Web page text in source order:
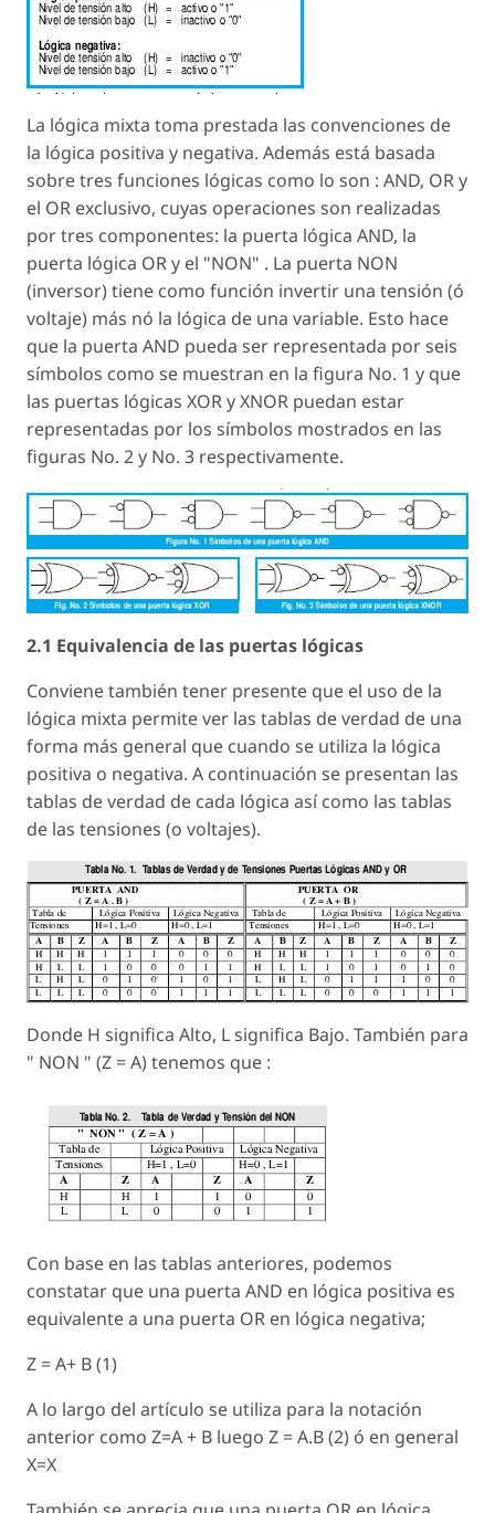
La lógica mixta toma prestada las convenciones de
la lógica positiva y negativa. Además está basada
sobre tres funciones lógicas como lo son : AND, OR y
el OR exclusivo, cuyas operaciones son realizadas
por tres componentes: la puerta lógica AND, la
puerta lógica OR y el "NON" . La puerta NON
(inversor) tiene como función invertir una tensión (ó
voltaje) más nó la lógica de una variable. Esto hace
que la puerta AND pueda ser representada por seis
símbolos como se muestran en la figura No. 1 y que
las puertas lógicas XOR y XNOR puedan estar
representadas por los símbolos mostrados en las
figuras No. 2 y No. 3 respectivamente.
2.1 Equivalencia de las puertas lógicas
Conviene también tener presente que el uso de la
lógica mixta permite ver las tablas de verdad de una
forma más general que cuando se utiliza la lógica
positiva o negativa. A continuación se presentan las
tablas de verdad de cada lógica así como las tablas
de las tensiones (o voltajes).
Donde H significa Alto, L significa Bajo. También para
" NON " (Z = A) tenemos que :
Con base en las tablas anteriores, podemos
constatar que una puerta AND en lógica positiva es
equivalente a una puerta OR en lógica negativa;
Z = A+ B (1)
A lo largo del artículo se utiliza para la notación
anterior como Z=A + B luego Z = A.B (2) ó en general
X=X